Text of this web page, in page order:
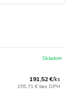
191,52 €/ks
155,71 € bez DPH
Skladom